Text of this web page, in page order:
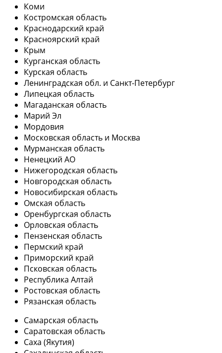
Коми
Костромская область
Краснодарский край
Красноярский край
Крым
Курганская область
Курская область
Ленинградская обл. и Санкт-Петербург
Липецкая область
Магаданская область
Марий Эл
Мордовия
Московская область и Москва
Мурманская область
Ненецкий АО
Нижегородская область
Новгородская область
Новосибирская область
Омская область
Оренбургская область
Орловская область
Пензенская область
Пермский край
Приморский край
Псковская область
Республика Алтай
Ростовская область
Рязанская область
Самарская область
Саратовская область
Саха (Якутия)